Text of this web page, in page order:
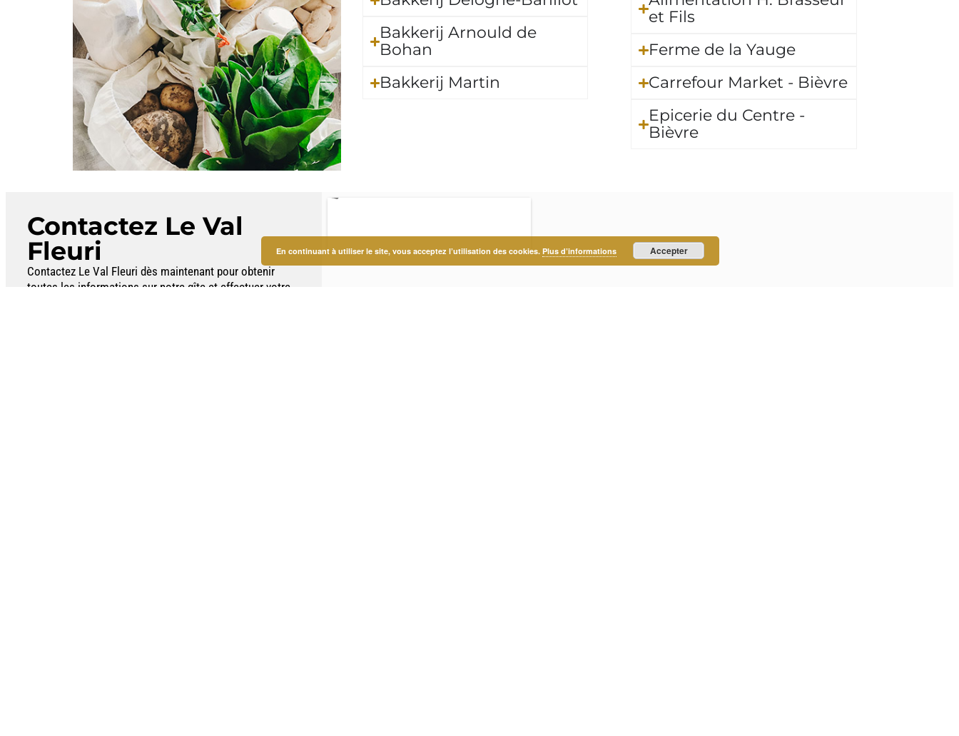
Bakkerij Arnould de
Bohan
Bakkerij Martin
et Fils
Ferme de la Yauge
Carrefour Market - Bièvre
Epicerie du Centre -
Bièvre
Contactez Le Val
Fleuri
Contactez Le Val Fleuri dès maintenant pour obtenir
toutes les informations sur notre gîte et effectuer votre
En continuant à utiliser le site, vous acceptez l’utilisation des cookies. Plus d’informations Accepter